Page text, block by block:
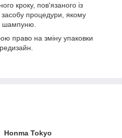
кроку, пов'язаного із
процедури, якому
шампуню.
право на зміну упаковки
Honma Tokyo